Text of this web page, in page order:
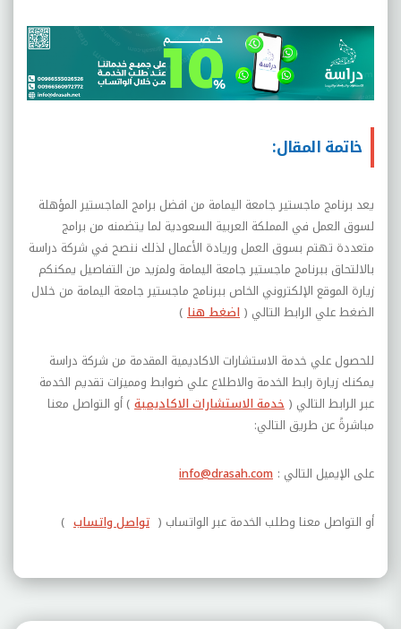
خاتمة المقال:
يعد برنامج ماجستير جامعة اليمامة من افضل برامج الماجستير المؤهلة
لسوق العمل في المملكة العربية السعودية لما يتضمنه من برامج
متعددة تهتم بسوق العمل وريادة الأعمال لذلك ننصح في شركة دراسة
بالالتحاق ببرنامج ماجستير جامعة اليمامة ولمزيد من التفاصيل يمكنكم
زيارة الموقع الإلكتروني الخاص ببرنامج ماجستير جامعة اليمامة من خلال
الضغط علي الرابط التالي ( اضغط هنا )
للحصول علي خدمة الاستشارات الاكاديمية المقدمة من شركة دراسة
يمكنك زيارة رابط الخدمة والاطلاع علي ضوابط ومميزات تقديم الخدمة
عبر الرابط التالي ( خدمة الاستشارات الاكاديمية ) أو التواصل معنا
مباشرةً عن طريق التالي:
على الإيميل التالي info@drasah.com :
أو التواصل معنا وطلب الخدمة عبر الواتساب ( تواصل واتساب )